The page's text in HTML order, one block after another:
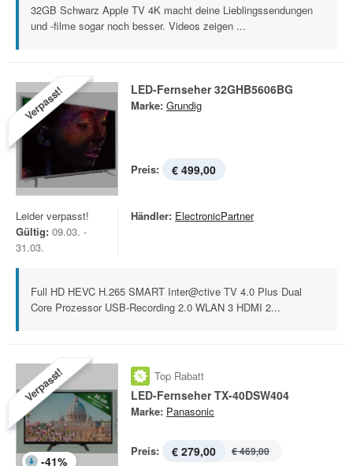
32GB Schwarz Apple TV 4K macht deine Lieblingssendungen
und -filme sogar noch besser. Videos zeigen ...
Verpasst! LED-Fernseher 32GHB5606BG
Marke: Grundig
Preis: € 499,00
Leider verpasst!
Gültig: 09.03. -
31.03.
Händler: ElectronicPartner
Full HD HEVC H.265 SMART Inter@ctive TV 4.0 Plus Dual
Core Prozessor USB-Recording 2.0 WLAN 3 HDMI 2...
Verpasst!
-41%
Top Rabatt
LED-Fernseher TX-40DSW404
Marke: Panasonic
Preis: € 279,00 € 469,00